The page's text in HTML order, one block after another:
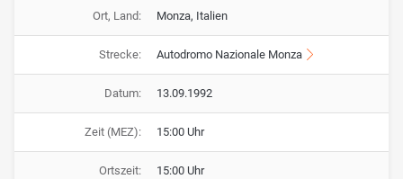
Ort, Land: Monza, Italien
Strecke: Autodromo Nazionale Monza
Datum: 13.09.1992
Zeit (MEZ): 15:00 Uhr
Ortszeit: 15:00 Uhr